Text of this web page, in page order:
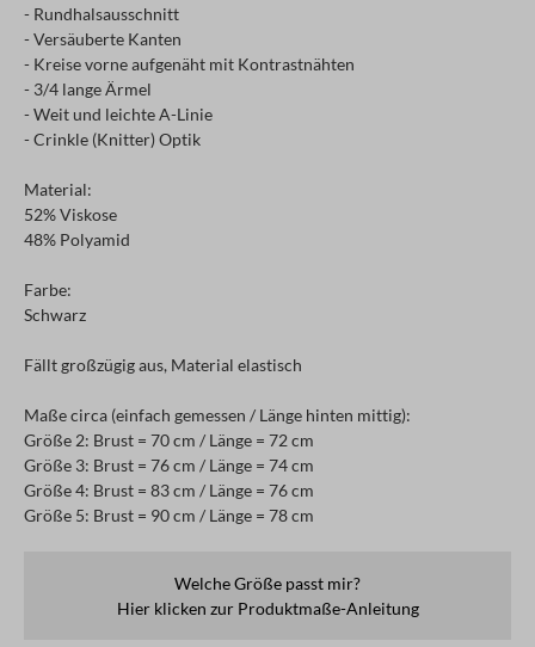
- Rundhalsausschnitt
- Versäuberte Kanten
- Kreise vorne aufgenäht mit Kontrastnähten
- 3/4 lange Ärmel
- Weit und leichte A-Linie
- Crinkle (Knitter) Optik
Material:
52% Viskose
48% Polyamid
Farbe:
Schwarz
Fällt großzügig aus, Material elastisch
Maße circa (einfach gemessen / Länge hinten mittig):
Größe 2: Brust = 70 cm / Länge = 72 cm
Größe 3: Brust = 76 cm / Länge = 74 cm
Größe 4: Brust = 83 cm / Länge = 76 cm
Größe 5: Brust = 90 cm / Länge = 78 cm
Welche Größe passt mir?
Hier klicken zur Produktmaße-Anleitung